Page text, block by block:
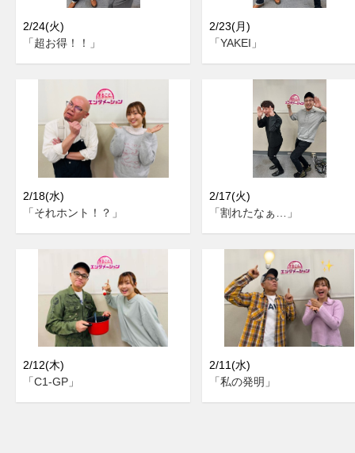
2/24(火)
「超お得！！」
2/23(月)
「YAKEI」
2/18(水)
「それホント！？」
2/17(火)
「割れたなぁ…」
2/12(木)
「C1-GP」
2/11(水)
「私の発明」